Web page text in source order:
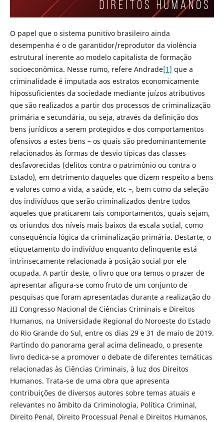
O papel que o sistema punitivo brasileiro ainda
desempenha é o de garantidor/reprodutor da violência
estrutural inerente ao modelo capitalista de formação
socioeconômica. Nesse rumo, refere Andrade[1] que a
criminalidade é imputada aos estratos economicamente
hipossuficientes da sociedade mediante juízos atributivos
que são realizados a partir dos processos de criminalização
primária e secundária, ou seja, através da definição dos
bens jurídicos a serem protegidos e dos comportamentos
ofensivos a estes bens – os quais são predominantemente
relacionados às formas de desvio típicas das classes
desfavorecidas (delitos contra o patrimônio ou contra o
Estado), em detrimento daqueles que dizem respeito a bens
e valores como a vida, a saúde, etc –, bem como da seleção
dos indivíduos que serão criminalizados dentre todos
aqueles que praticarem tais comportamentos, quais sejam,
os oriundos dos níveis mais baixos da escala social, como
consequência lógica da criminalização primária. Destarte, o
etiquetamento do indivíduo enquanto delinquente está
intrinsecamente relacionada à posição social por ele
ocupada. A partir deste, o livro que ora temos o prazer de
apresentar afigura-se como fruto de um conjunto de
pesquisas que foram apresentadas durante a realização do
III Congresso Nacional de Ciências Criminais e Direitos
Humanos, na Universidade Regional do Noroeste do Estado
do Rio Grande do Sul, entre os dias 29 e 31 de maio de 2019.
Partindo do panorama geral acima delineado, o presente
livro dedica-se a promover o debate de diferentes temáticas
relacionadas às Ciências Criminais, à luz dos Direitos
Humanos. Trata-se de uma obra que apresenta
contribuições de diversos autores sobre temas atuais e
relevantes no âmbito da Criminologia, Política Criminal,
Direito Penal, Direito Processual Penal e Direitos Humanos,